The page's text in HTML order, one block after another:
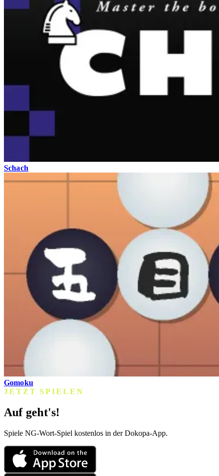
Schach
Gomoku
JETZT SPIELEN
Auf geht's!
Spiele NG-Wort-Spiel kostenlos in der Dokopa-App.